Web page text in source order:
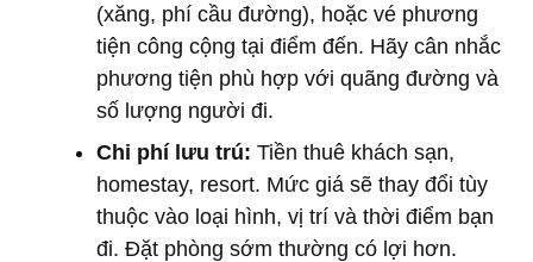
(xăng, phí cầu đường), hoặc vé phương
tiện công cộng tại điểm đến. Hãy cân nhắc
phương tiện phù hợp với quãng đường và
số lượng người đi.
Chi phí lưu trú: Tiền thuê khách sạn,
homestay, resort. Mức giá sẽ thay đổi tùy
thuộc vào loại hình, vị trí và thời điểm bạn
đi. Đặt phòng sớm thường có lợi hơn.